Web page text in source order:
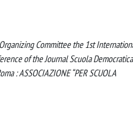
Committee the 1st
of the Journal Scuola Democratica
: ASSOCIAZIONE “PER SCUOLA